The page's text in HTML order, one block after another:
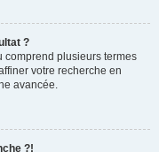
?
comprend plusieurs termes
votre recherche en
avancée.
?!